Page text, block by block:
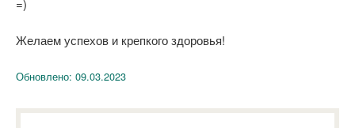
=)
Желаем успехов и крепкого здоровья!
Обновлено: 09.03.2023